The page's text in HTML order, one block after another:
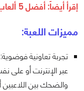
إقرأ أيضاً: أفضل 5 ألعاب باتل رويال مع الأصدقاء في شهر رمضان
مميزات اللعبة:
عبر الإنترنت أو على
والضحك بين اللاعبين